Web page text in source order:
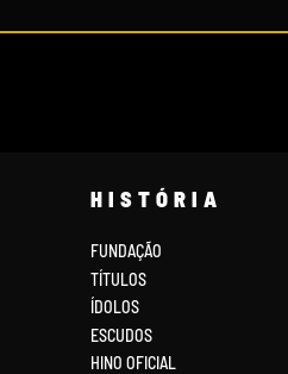
HISTÓRIA
FUNDAÇÃO
TÍTULOS
ÍDOLOS
ESCUDOS
HINO OFICIAL